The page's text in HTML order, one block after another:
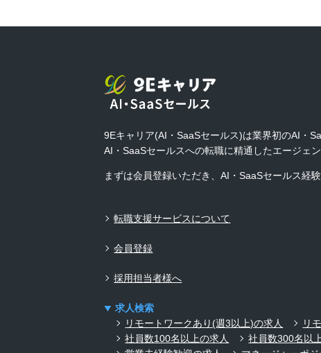
9Eキャリア(AI・SaaSセールス)は業界初のAI・
AI・SaaSセールスへの転職に精通したエージェ
まずは会員登録いただき、AI・SaaSセールス経
転職支援サービスについて
会員登録
採用担当者様へ
求人検索
リモートワークあり(週3以上)の求人
リ
社員数100名以上の求人
社員数300名以